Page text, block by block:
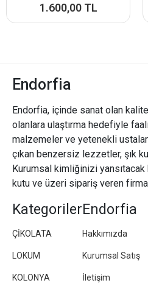
1.600,00 TL
Endorfia
Endorfia, içinde sanat olan
olanlara ulaştırma hedefiyle
malzemeler ve yetenekli
çıkan benzersiz lezzetler, şık
Kurumsal kimliğinizi
kutu ve üzeri sipariş veren
Kategoriler
ÇİKOLATA
LOKUM
KOLONYA
Endorfia
Hakkımızda
Kurumsal Satış
İletişim